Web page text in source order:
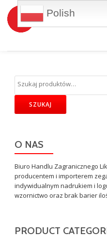
Przejdź
SZUKAJ
O NAS
Biuro Handlu Zagranicznego
producentem i importerem
indywidualnym nadrukiem i
wzornictwo oraz brak barier
PRODUCT
Polish